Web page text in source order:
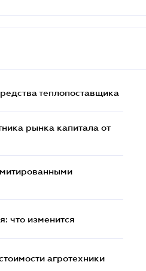
теплопоставщика
рынка капитала от
что изменится
агротехники